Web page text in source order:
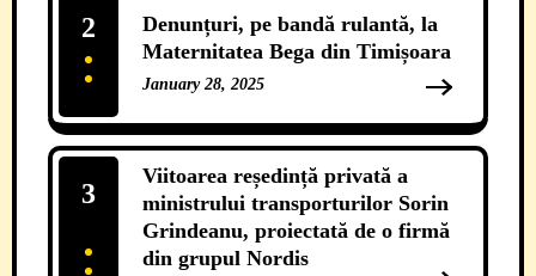
Denunțuri, pe bandă rulantă, la
Maternitatea Bega din Timișoara
January 28, 2025
2
Viitoarea reședință privată a
ministrului transporturilor Sorin
Grindeanu, proiectată de o firmă
din grupul Nordis
3